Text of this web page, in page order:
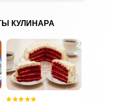
КУЛИНАРА
РЕГИСТРАЦИЯ